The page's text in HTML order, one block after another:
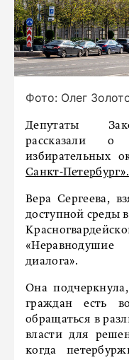
Фото: Олег
Депутаты
рассказали о
избирательных
Санкт-Петербург».
Вера Сергеева,
доступной среды
«Неравнодушие
диалога».
Она
граждан есть
обращаться в
власти для
когда